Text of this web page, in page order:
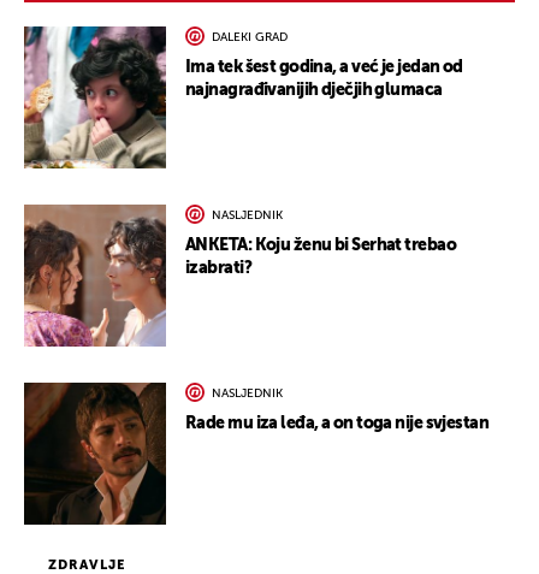
ZDRAVLJE
DALEKI GRAD
Ima tek šest godina, a već je jedan od
najnagrađivanijih dječjih glumaca
NASLJEDNIK
ANKETA: Koju ženu bi Serhat trebao
izabrati?
NASLJEDNIK
Rade mu iza leđa, a on toga nije svjestan